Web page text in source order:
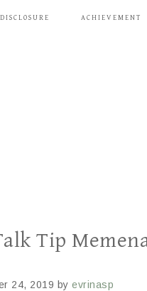
DISCLOSURE ACHIEVEMENT
Tip
24, 2019 by evrinasp